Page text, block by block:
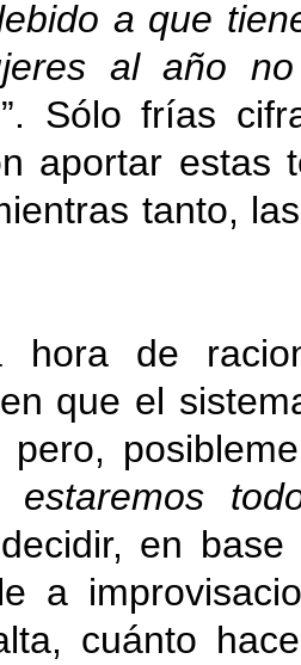
a que
al año
”. Sólo frías
aportar estas
tanto,
hora de
que el
pero,
en
a
cuánto